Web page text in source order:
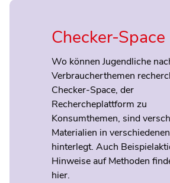
Checker-Space
Wo können Jugendliche
Verbraucherthemen
Checker-Space, der
Rechercheplattform zu
Konsumthemen, sind
Materialien in
hinterlegt. Auch
Hinweise auf Methoden
hier.